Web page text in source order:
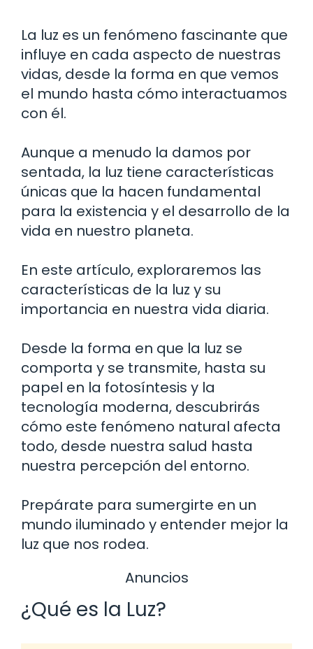
La luz es un fenómeno fascinante que
influye en cada aspecto de nuestras
vidas, desde la forma en que vemos
el mundo hasta cómo interactuamos
con él.
Aunque a menudo la damos por
sentada, la luz tiene características
únicas que la hacen fundamental
para la existencia y el desarrollo de la
vida en nuestro planeta.
En este artículo, exploraremos las
características de la luz y su
importancia en nuestra vida diaria.
Desde la forma en que la luz se
comporta y se transmite, hasta su
papel en la fotosíntesis y la
tecnología moderna, descubrirás
cómo este fenómeno natural afecta
todo, desde nuestra salud hasta
nuestra percepción del entorno.
Prepárate para sumergirte en un
mundo iluminado y entender mejor la
luz que nos rodea.
Anuncios
¿Qué es la Luz?